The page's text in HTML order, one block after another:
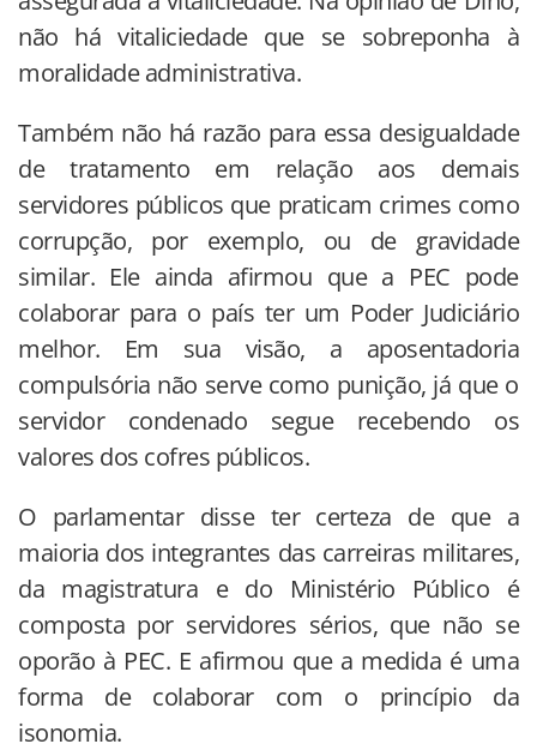
não há vitaliciedade que se sobreponha à
moralidade administrativa.
Também não há razão para essa desigualdade
de tratamento em relação aos demais
servidores públicos que praticam crimes como
corrupção, por exemplo, ou de gravidade
similar. Ele ainda afirmou que a PEC pode
colaborar para o país ter um Poder Judiciário
melhor. Em sua visão, a aposentadoria
compulsória não serve como punição, já que o
servidor condenado segue recebendo os
valores dos cofres públicos.
O parlamentar disse ter certeza de que a
maioria dos integrantes das carreiras militares,
da magistratura e do Ministério Público é
composta por servidores sérios, que não se
oporão à PEC. E afirmou que a medida é uma
forma de colaborar com o princípio da
isonomia.